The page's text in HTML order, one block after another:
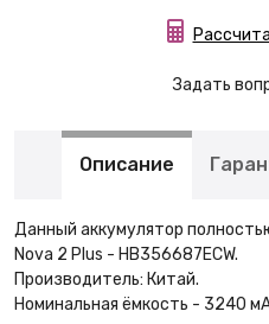
Задать
Описание
Данный аккумулятор
Nova 2 Plus - HB356687ECW.
Производитель: Китай.
Номинальная ёмкость - 3240